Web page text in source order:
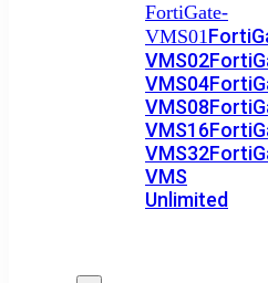
FortiGate-
VMS01
VMS02
VMS04
VMS08
VMS16
VMS32
VMS
Unlimited